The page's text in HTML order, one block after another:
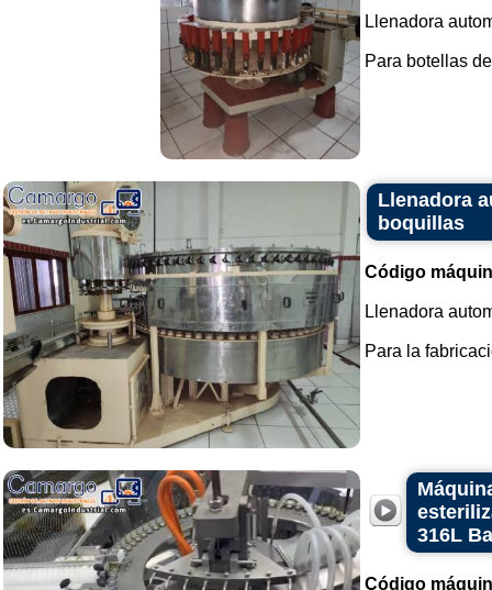
Llenadora
Para botellas
Llenadora
boquillas
Código
Llenadora
Para la
316L
Código